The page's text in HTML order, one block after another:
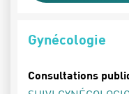
Gynécologie
Consultations